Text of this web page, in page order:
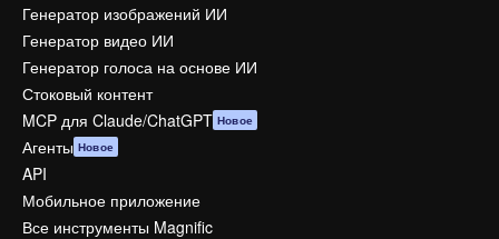
Генератор изображений ИИ
Генератор видео ИИ
Генератор голоса на основе ИИ
Стоковый контент
MCP для Claude/ChatGPT Новое
Агенты Новое
API
Мобильное приложение
Все инструменты Magnific